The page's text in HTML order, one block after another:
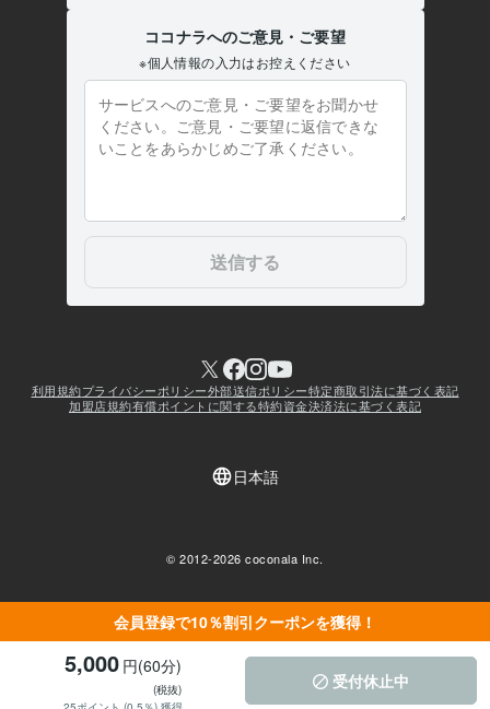
会員登録で10％割引クーポンを獲得！
5,000 円(60分)
(税抜)
受付休止中